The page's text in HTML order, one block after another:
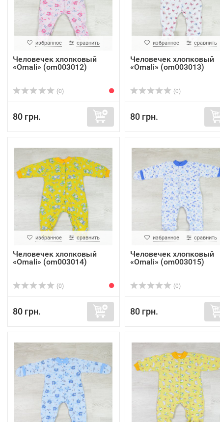
избранное сравнить
Человечек хлопковый
«Omali» (om003012)
(0)
80 грн.
избранное сравнить
Человечек хлопковый
«Omali» (om003013)
(0)
80 грн.
избранное сравнить
Человечек хлопковый
«Omali» (om003014)
(0)
80 грн.
избранное сравнить
Человечек хлопковый
«Omali» (om003015)
(0)
80 грн.